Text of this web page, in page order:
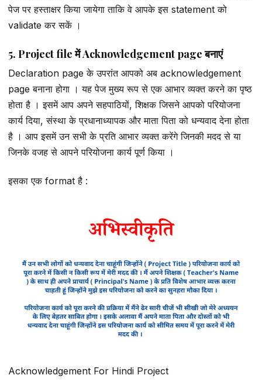
पेज पर हस्ताक्षर किया जायेगा ताकि वे आपके इस statement को
validate कर सकें ।
5. Project file में Acknowledgement page बनाएं
Declaration page के उपरांत आपको अब acknowledgement
page बनाना होगा । यह पेज मुख्य रूप से एक आभार व्यक्त करने का पृष्ठ
होता है । इसमें आप अपने सहपाठियों, शिक्षक जिसने आपको परियोजना
कार्य दिया, संस्था के प्रधानाध्यापक और माता पिता को धन्यवाद देना होता
है । आप इसमें उन सभी के प्रति आभार व्यक्त करेंगे जिनकी मदद से या
जिनके वजह से आपने परियोजना कार्य पूर्ण किया ।
इसका एक format है :
Acknowledgement For Hindi Project